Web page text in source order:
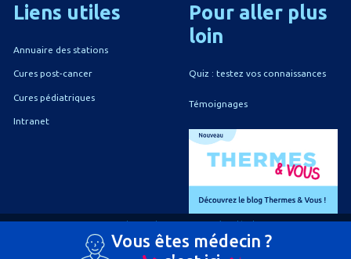
Vous êtes médecin ?
Liens utiles
Annuaire des stations
Cures post-cancer
Cures pédiatriques
Intranet
Pour aller plus
loin
Quiz : testez vos connaissances
Témoignages
Politique de confidentialité Politique de gestion des cookies